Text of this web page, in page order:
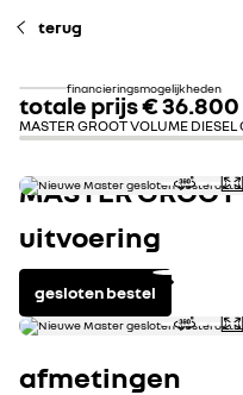
terug
financieringsmogelijkheden
totale prijs€ 36.800
MASTER GROOT VOLUME
MASTER
uitvoering
gesloten bestel
afmetingen